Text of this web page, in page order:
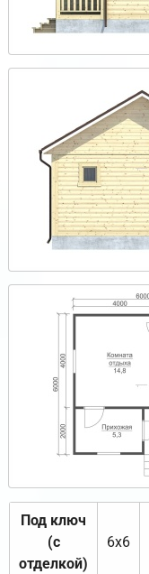
Под ключ
(с
отделкой)
6х6